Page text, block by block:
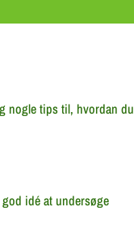
nogle tips til, hvordan du
idé at undersøge